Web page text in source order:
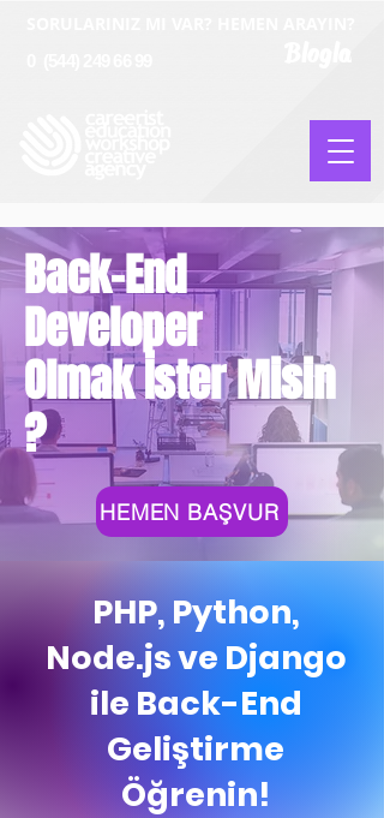
Back-End
Developer
Olmak İster Misin
?
HEMEN BAŞVUR
PHP, Python,
Node.js ve Django
ile Back-End
Geliştirme
Öğrenin!